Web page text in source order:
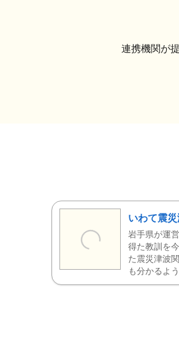
連携機関が
いわて震
岩手県が運
得た教訓を
た震災津波
も分かるよ